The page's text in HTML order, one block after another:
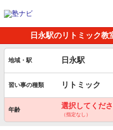
日永駅のリトミック教
地域・駅 日永駅
習い事の種類 リトミック
年齢 選択してくだ
（指定なし）